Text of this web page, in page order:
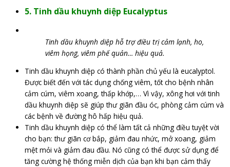
5. Tinh dầu khuynh diệp Eucalyptus
Tinh dầu khuynh diệp hỗ trợ điều trị cảm lạnh, ho,
viêm họng, viêm phế quản… hiệu quả.
Tinh dầu khuynh diệp có thành phần chủ yếu là eucalyptol.
Được biết đến với tác dụng chống viêm, tốt cho bệnh nhân
cảm cúm, viêm xoang, thấp khớp,… Vì vậy, xông hơi với tinh
dầu khuynh diệp sẽ giúp thư giãn đầu óc, phòng cảm cúm và
các bệnh về đường hô hấp hiệu quả.
Tinh dầu khuynh diệp có thể làm tất cả những điều tuyệt vời
cho bạn: thư giãn cơ bắp, giảm đau nhức, mở xoang, giảm
mệt mỏi và giảm đau đầu. Nó cũng có thể được sử dụng để
tăng cường hệ thống miễn dịch của bạn khi bạn cảm thấy